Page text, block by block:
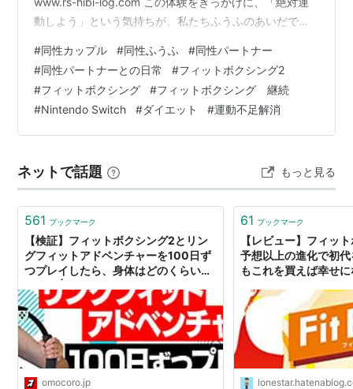
動しよう」という気持ちが、私たちふうふのあいだで一
消と、シェイプアップ。 あとダイエット。 とはいえ、
「ジムに通う＝それなりに費用がかかる」。ここはどう
しても抑えたいところ。 時間決めて、フィットボクシン
グ、再開しない？ うちも同じこと思った。あれ家でも十
分な運動になるし、それがいいと思う。 どうやら2年ほ
#同性カップル #同性ふうふ #同性パートナー
#同性パートナーとの日常 #フィットボクシング2
#フィットボクシング #フィットボクシング 継続
#Nintendo Switch #ダイエット #運動不足解消
ネットで話題 もっと見る
561 ブックマーク
【検証】フィットボクシング2とリン
グフィットアドベンチャーを100日ず
つプレイしたら、身体はどのくらい変
omocoro.jp
61 ブックマーク
【レビュー】フィッ
予想以上の進化で初
もこれを買えば幸せ